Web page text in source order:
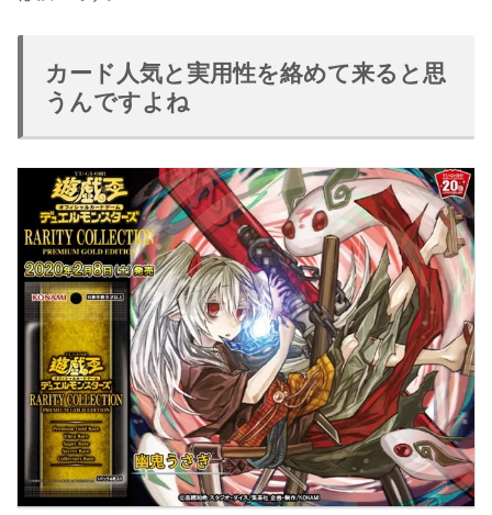
カード人気と実用性を絡めて来ると思
うんですよね